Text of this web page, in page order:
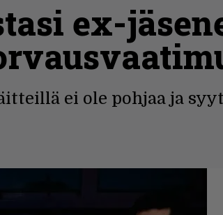
ex-
ei ole pohjaa ja